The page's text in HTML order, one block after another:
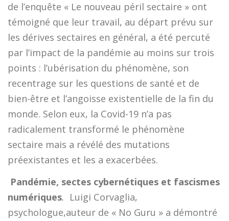
de l’enquête « Le nouveau péril sectaire » ont
témoigné que leur travail, au départ prévu sur
les dérives sectaires en général, a été percuté
par l’impact de la pandémie au moins sur trois
points : l’ubérisation du phénomène, son
recentrage sur les questions de santé et de
bien-être et l’angoisse existentielle de la fin du
monde. Selon eux, la Covid-19 n’a pas
radicalement transformé le phénomène
sectaire mais a révélé des mutations
préexistantes et les a exacerbées.
Pandémie, sectes cybernétiques et fascismes
numériques. Luigi Corvaglia,
psychologue,auteur de « No Guru » a démontré